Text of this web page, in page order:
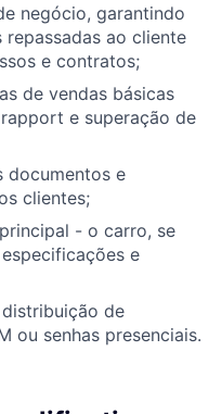
negócio, garantindo
ao cliente
e contratos;
de vendas básicas
e superação de
documentos e
clientes;
- o carro, se
e
de
ou senhas presenciais.